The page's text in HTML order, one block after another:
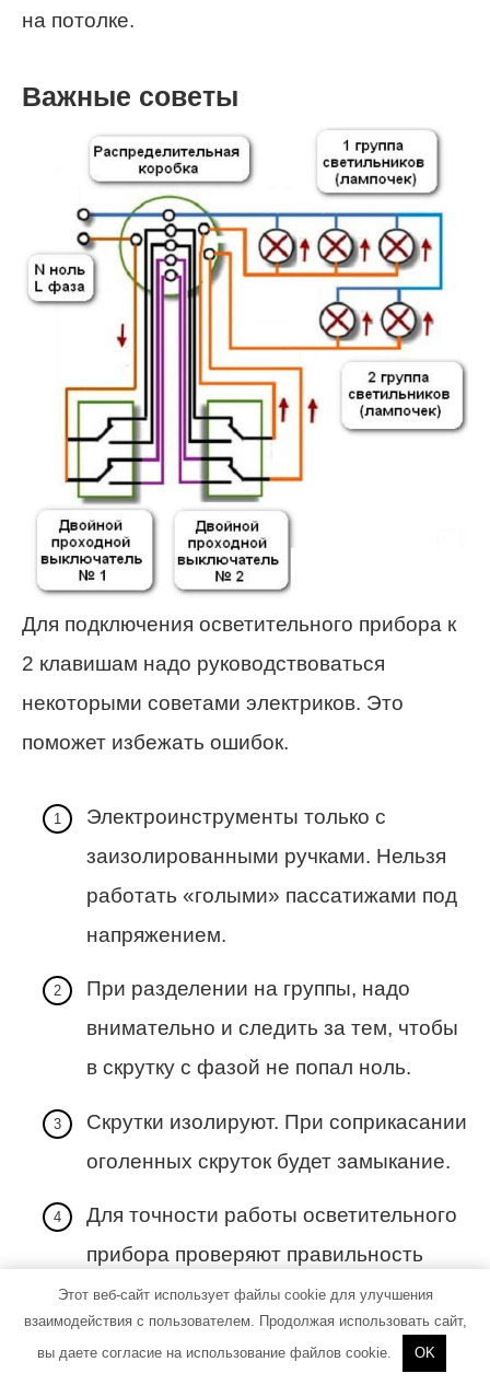
на потолке.
Важные советы
Для подключения осветительного прибора к
2 клавишам надо руководствоваться
некоторыми советами электриков. Это
поможет избежать ошибок.
Электроинструменты только с
заизолированными ручками. Нельзя
работать «голыми» пассатижами под
напряжением.
При разделении на группы, надо
внимательно и следить за тем, чтобы
в скрутку с фазой не попал ноль.
Скрутки изолируют. При соприкасании
оголенных скруток будет замыкание.
Для точности работы осветительного
прибора проверяют правильность
установки выключателя. Ноль не
входит, а провод фазы входит один –
выходит на потолок 2 – от каждой
Этот веб-сайт использует файлы cookie для улучшения
взаимодействия с пользователем. Продолжая использовать сайт,
вы даете согласие на использование файлов cookie.
OK